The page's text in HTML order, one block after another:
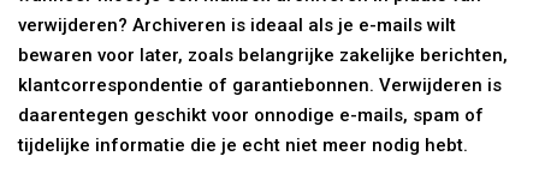
verwijderen? Archiveren is ideaal als je e-mails wilt
bewaren voor later, zoals belangrijke zakelijke berichten,
klantcorrespondentie of garantiebonnen. Verwijderen is
daarentegen geschikt voor onnodige e-mails, spam of
tijdelijke informatie die je echt niet meer nodig hebt.